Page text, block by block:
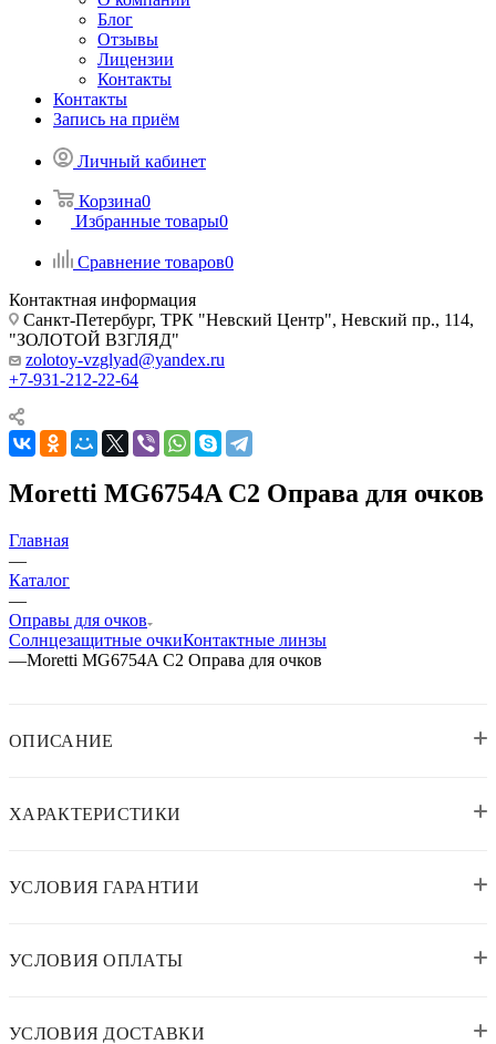
Блог
Отзывы
Лицензии
Контакты
Контакты
Запись на приём
Личный кабинет
Корзина0
Избранные товары0
Сравнение товаров0
Контактная информация
Санкт-Петербург, ТРК "Невский Центр", Невский пр., 114,
"ЗОЛОТОЙ ВЗГЛЯД"
zolotoy-vzglyad@yandex.ru
+7-931-212-22-64
Moretti MG6754A C2 Оправа для очков
Главная
—
Каталог
—
Оправы для очков
Солнцезащитные очкиКонтактные линзы
—Moretti MG6754A C2 Оправа для очков
ОПИСАНИЕ
ХАРАКТЕРИСТИКИ
УСЛОВИЯ ГАРАНТИИ
УСЛОВИЯ ОПЛАТЫ
УСЛОВИЯ ДОСТАВКИ